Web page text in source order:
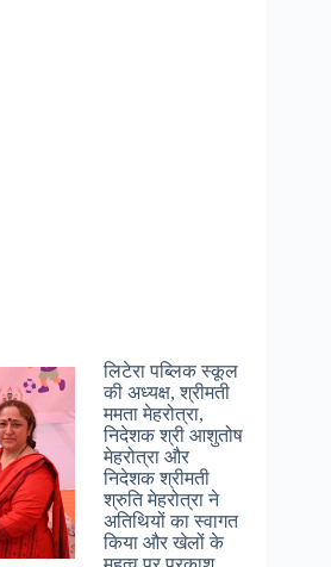
लिटेरा पब्लिक स्कूल
की अध्यक्ष, श्रीमती
ममता मेहरोत्रा,
निदेशक श्री आशुतोष
मेहरोत्रा और
निदेशक श्रीमती
श्रुति मेहरोत्रा ने
अतिथियों का स्वागत
किया और खेलों के